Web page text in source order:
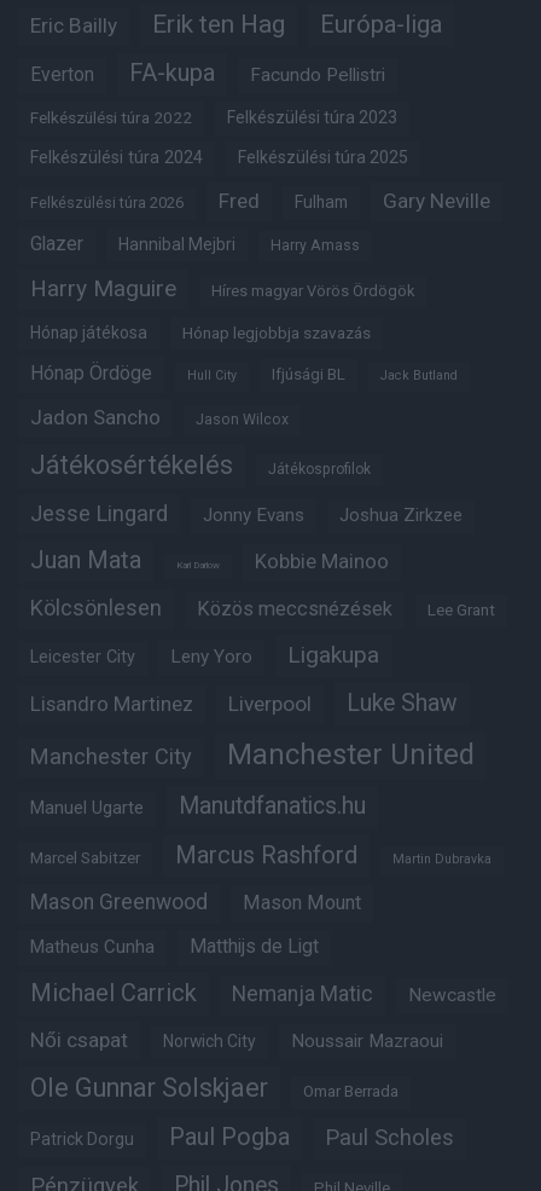
Eric Bailly Erik ten Hag Európa-liga
Everton FA-kupa Facundo Pellistri
Felkészülési túra 2022 Felkészülési túra 2023
Felkészülési túra 2024 Felkészülési túra 2025
Felkészülési túra 2026 Fred Fulham Gary Neville
Glazer Hannibal Mejbri Harry Amass
Harry Maguire Híres magyar Vörös Ördögök
Hónap játékosa Hónap legjobbja szavazás
Hónap Ördöge Hull City Ifjúsági BL Jack Butland
Jadon Sancho Jason Wilcox
Játékosértékelés Játékosprofilok
Jesse Lingard Jonny Evans Joshua Zirkzee
Juan Mata Karl Darlow Kobbie Mainoo
Kölcsönlesen Közös meccsnézések Lee Grant
Leicester City Leny Yoro Ligakupa
Lisandro Martinez Liverpool Luke Shaw
Manchester City Manchester United
Manuel Ugarte Manutdfanatics.hu
Marcel Sabitzer Marcus Rashford Martin Dubravka
Mason Greenwood Mason Mount
Matheus Cunha Matthijs de Ligt
Michael Carrick Nemanja Matic Newcastle
Női csapat Norwich City Noussair Mazraoui
Ole Gunnar Solskjaer Omar Berrada
Patrick Dorgu Paul Pogba Paul Scholes